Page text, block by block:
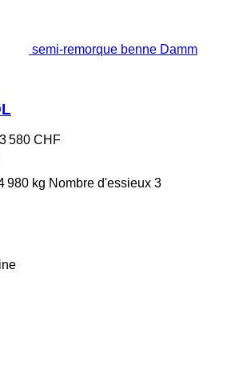
semi-remorque benne Damm
580 CHF
980 kg Nombre d'essieux 3